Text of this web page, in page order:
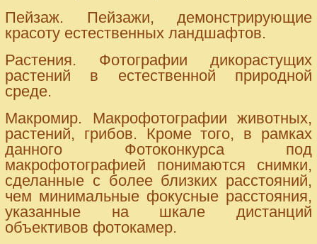
Пейзаж. Пейзажи, демонстрирующие
красоту естественных ландшафтов.
Растения. Фотографии дикорастущих
растений в естественной природной
среде.
Макромир. Макрофотографии животных,
растений, грибов. Кроме того, в рамках
данного Фотоконкурса под
макрофотографией понимаются снимки,
сделанные с более близких расстояний,
чем минимальные фокусные расстояния,
указанные на шкале дистанций
объективов фотокамер.